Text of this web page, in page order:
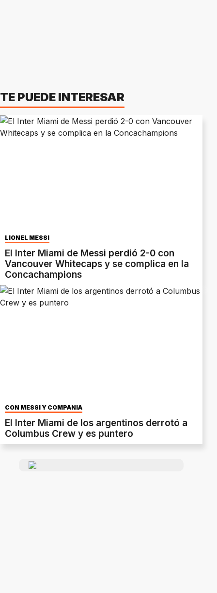
TE PUEDE INTERESAR
LIONEL MESSI
El Inter Miami de Messi perdió 2-0 con
Vancouver Whitecaps y se complica en la
Concachampions
CON MESSI Y COMPAÑÍA
El Inter Miami de los argentinos derrotó a
Columbus Crew y es puntero